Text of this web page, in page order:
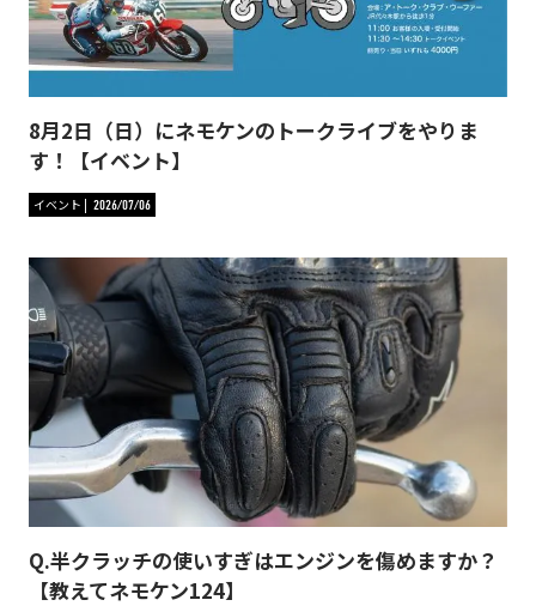
8月2日（日）にネモケンのトークライブをやりま
す！【イベント】
イベント 2026/07/06
Q.半クラッチの使いすぎはエンジンを傷めますか？
【教えてネモケン124】